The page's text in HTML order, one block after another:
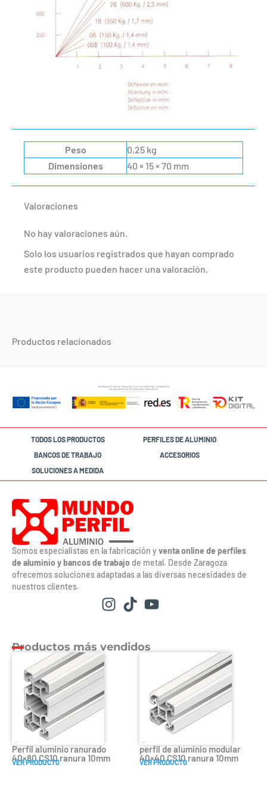
Peso
0,25 kg
Dimensiones
40 × 15 × 70 mm
Valoraciones
No hay valoraciones aún.
Solo los usuarios registrados que hayan comprado
este producto pueden hacer una valoración.
Productos relacionados
TODOS LOS PRODUCTOS
PERFILES DE ALUMINIO
BANCOS DE TRABAJO
ACCESORIOS
SOLUCIONES A MEDIDA
Somos especialistas en la fabricación yventa online de perfiles
de aluminio y bancos de trabajo de metal. Desde Zaragoza
ofrecemos soluciones adaptadas a las diversas necesidades de
nuestros clientes.
Productos más vendidos
Perfil aluminio ranurado
40×80 CS10 ranura 10mm
VER PRODUCT0
perfil de aluminio modular
40×40 CS10 ranura 10mm
VER PRODUCT0